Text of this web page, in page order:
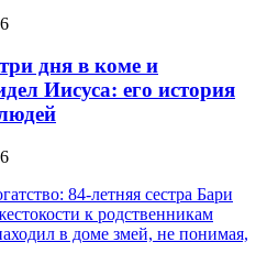
дня в коме и
Иисуса: его история
84-летняя сестра Бари
к родственникам
в доме змей, не понимая,